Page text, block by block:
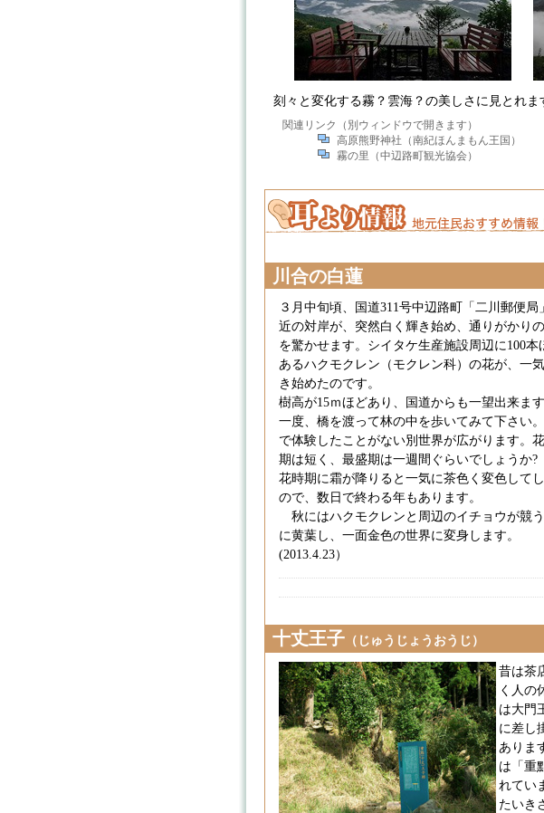
刻々と変化する霧？雲海？の美しさに見とれま
関連リンク（別ウィンドウで開きます）
高原熊野神社（南紀ほんまもん王国）
霧の里（中辺路町観光協会）
川合の白蓮
３月中旬頃、国道311号中辺路町「二川郵便局
近の対岸が、突然白く輝き始め、通りがかり
を驚かせます。シイタケ生産施設周辺に100本
あるハクモクレン（モクレン科）の花が、一
き始めたのです。
樹高が15ｍほどあり、国道からも一望出来ます
一度、橋を渡って林の中を歩いてみて下さい
で体験したことがない別世界が広がります。
期は短く、最盛期は一週間ぐらいでしょうか
花時期に霜が降りると一気に茶色く変色して
ので、数日で終わる年もあります。
秋にはハクモクレンと周辺のイチョウが競
に黄葉し、一面金色の世界に変身します。
(2013.4.23）
十丈王子 （じゅうじょうおうじ）
昔は茶
く人の
は大門
に差し
ありま
は「重
れてい
たいき